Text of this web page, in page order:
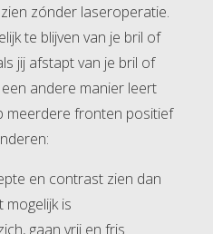
zónder laseroperatie.
te blijven van je bril of
jij afstapt van je bril of
andere manier leert
meerdere fronten positief
en contrast zien dan
is
gaan vrij en fris